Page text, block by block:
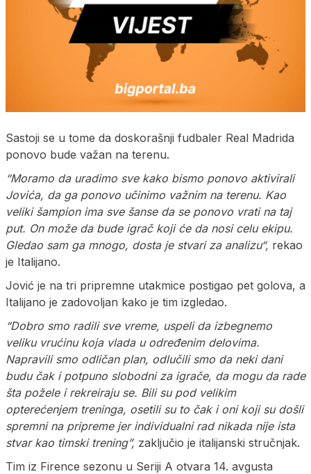
Sastoji se u tome da doskorašnji fudbaler Real Madrida
ponovo bude važan na terenu.
“Moramo da uradimo sve kako bismo ponovo aktivirali
Jovića, da ga ponovo učinimo važnim na terenu. Kao
veliki šampion ima sve šanse da se ponovo vrati na taj
put. On može da bude igrač koji će da nosi celu ekipu.
Gledao sam ga mnogo, dosta je stvari za analizu“, rekao
je Italijano.
Jović je na tri pripremne utakmice postigao pet golova, a
Italijano je zadovoljan kako je tim izgledao.
“Dobro smo radili sve vreme, uspeli da izbegnemo
veliku vrućinu koja vlada u određenim delovima.
Napravili smo odličan plan, odlučili smo da neki dani
budu čak i potpuno slobodni za igrače, da mogu da rade
šta požele i rekreiraju se. Bili su pod velikim
opterećenjem treninga, osetili su to čak i oni koji su došli
spremni na pripreme jer individualni rad nikada nije ista
stvar kao timski trening”, zaključio je italijanski stručnjak.
Tim iz Firence sezonu u Seriji A otvara 14. avgusta